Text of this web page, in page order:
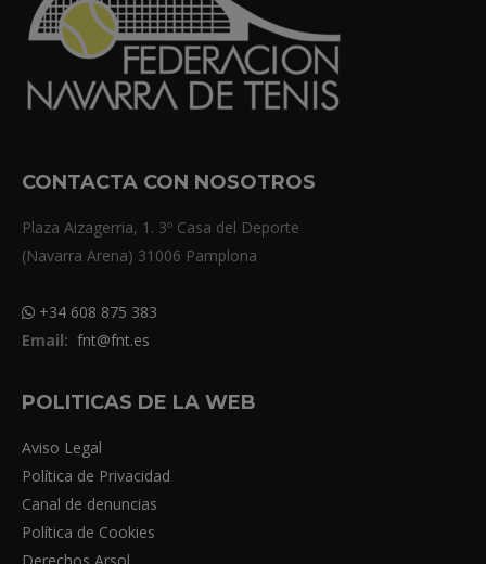
CONTACTA CON NOSOTROS
Plaza Aizagerria, 1. 3º Casa del Deporte
(Navarra Arena) 31006 Pamplona
+34 608 875 383
Email: fnt@fnt.es
POLITICAS DE LA WEB
Aviso Legal
Política de Privacidad
Canal de denuncias
Política de Cookies
Derechos Arsol